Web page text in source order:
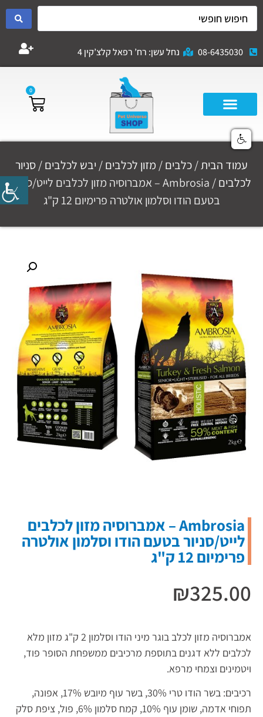
08-6435030 נחל עשן: רח’ רפאל קלצ’קין 4
0
עמוד הבית/כלבים/ מזון לכלבים/ יבש לכלבים/סניור
לכלבים
/ Ambrosia – אמברוסיה מזון לכלבים לייט/סניור
בטעם הודו וסלמון אולטרה פרימיום 12 ק"ג
Ambrosia – אמברוסיה מזון לכלבים
לייט/סניור בטעם הודו וסלמון אולטרה
פרימיום 12 ק"ג
₪325.00
אמברוסיה מזון לכלב בוגר מיני הודו וסלמון 2 ק"ג מזון מלא
לכלבים ללא דגנים בתוספת מרכיבים ממשפחת הסופר פוד,
ויטמינים וצמחי מרפא.
רכיבים: בשר הודו טרי 30%, בשר עוף מיובש 17%, אפונה,
תפוחי אדמה, שומן עוף 10%, קמח סלמון 6%, פול, ציפת סלק